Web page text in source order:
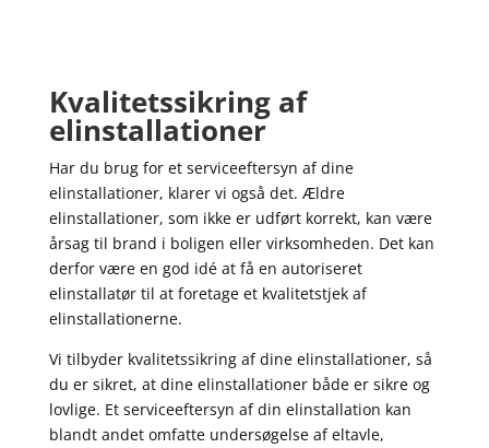
Kvalitetssikring af
elinstallationer
Har du brug for et serviceeftersyn af dine
elinstallationer, klarer vi også det. Ældre
elinstallationer, som ikke er udført korrekt, kan være
årsag til brand i boligen eller virksomheden. Det kan
derfor være en god idé at få en autoriseret
elinstallatør til at foretage et kvalitetstjek af
elinstallationerne.
Vi tilbyder kvalitetssikring af dine elinstallationer, så
du er sikret, at dine elinstallationer både er sikre og
lovlige. Et serviceeftersyn af din elinstallation kan
blandt andet omfatte undersøgelse af eltavle,